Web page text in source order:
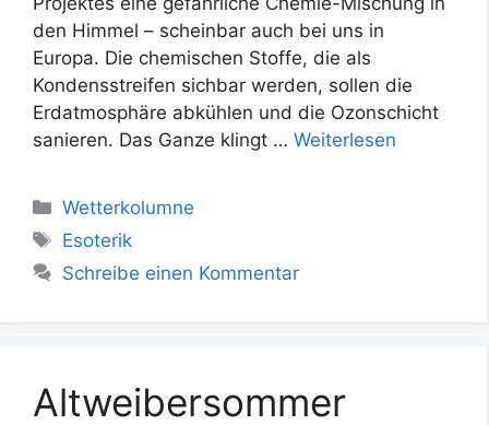
den Himmel – scheinbar auch bei uns in
Europa. Die chemischen Stoffe, die als
Kondensstreifen sichbar werden, sollen die
Erdatmosphäre abkühlen und die Ozonschicht
sanieren. Das Ganze klingt … Weiterlesen
Kategorien
Wetterkolumne
Schlagwörter
Esoterik
Schreibe einen Kommentar
Altweibersommer